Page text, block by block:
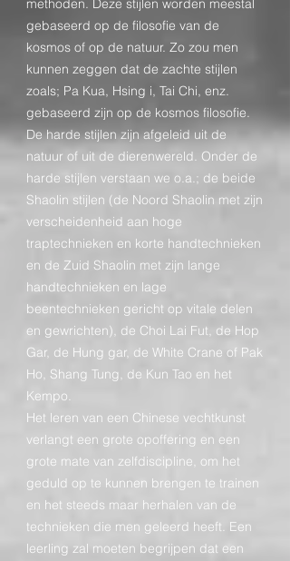
methoden. Deze stijlen worden meestal
gebaseerd op de filosofie van de
kosmos of op de natuur. Zo zou men
kunnen zeggen dat de zachte stijlen
zoals; Pa Kua, Hsing i, Tai Chi, enz.
gebaseerd zijn op de kosmos filosofie.
De harde stijlen zijn afgeleid uit de
natuur of uit de dierenwereld. Onder de
harde stijlen verstaan we o.a.; de beide
Shaolin stijlen (de Noord Shaolin met zijn
verscheidenheid aan hoge
traptechnieken en korte handtechnieken
en de Zuid Shaolin met zijn lange
handtechnieken en lage
beentechnieken gericht op vitale delen
en gewrichten), de Choi Lai Fut, de Hop
Gar, de Hung gar, de White Crane of Pak
Ho, Shang Tung, de Kun Tao en het
Kempo.
Het leren van een Chinese vechtkunst
verlangt een grote opoffering en een
grote mate van zelfdiscipline, om het
geduld op te kunnen brengen te trainen
en het steeds maar herhalen van de
technieken die men geleerd heeft. Een
leerling zal moeten begrijpen dat een